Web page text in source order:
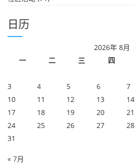
日历
2026年 8月
一
二 三 四
3
4 5 6 7
10
11 12 13 14
17
18 19 20 21
24
25 26 27 28
31
« 7月